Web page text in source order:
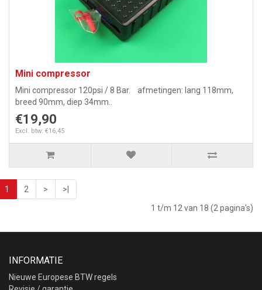
Mini compressor
Mini compressor 120psi / 8 Bar. afmetingen: lang 118mm,
breed 90mm, diep 34mm..
€19,90
Excl. btw: €16,45
1 2 >
>|
1 t/m 12 van 18 (2 pagina's)
INFORMATIE
Nieuwe Europese BTW regels